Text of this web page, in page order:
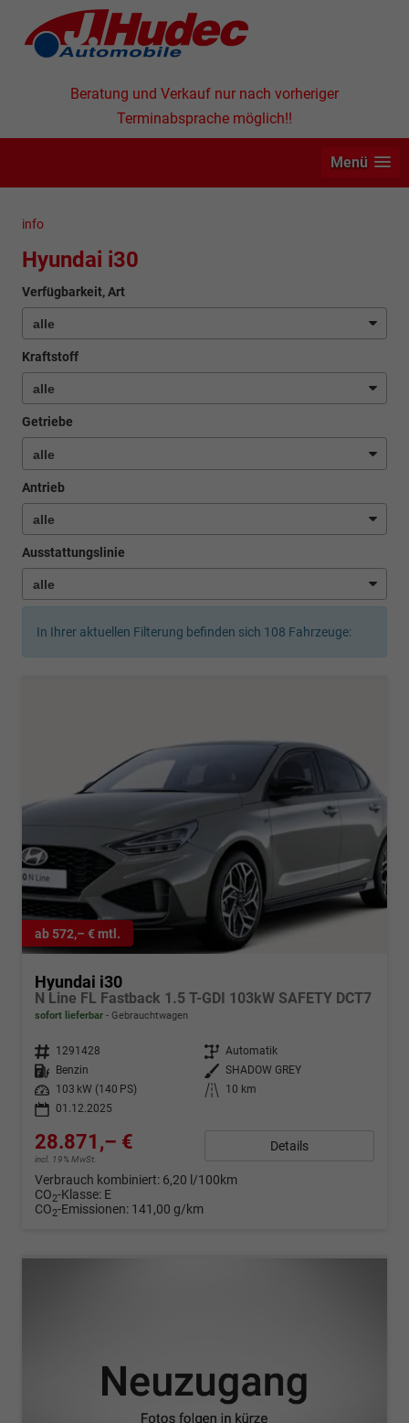
Beratung und Verkauf nur nach vorheriger
Terminabsprache möglich!!
Menü
info
Hyundai i30
Verfügbarkeit, Art
Kraftstoff
Getriebe
Antrieb
Ausstattungslinie
In Ihrer aktuellen Filterung befinden sich 108 Fahrzeuge:
ab 572,– € mtl.
Hyundai i30
N Line FL Fastback 1.5 T-GDI 103kW SAFETY DCT7
sofort lieferbar Gebrauchtwagen
Fahrzeugnr. 1291428 Getriebe Automatik
Kraftstoff
Benzin Außenfarbe SHADOW GREY
Leistung
103 kW (140 PS) Kilometerstand
10 km
01.12.2025
28.871,– €
incl. 19% MwSt.
Details
Verbrauch kombiniert: 6,20 l/100km
CO2-Klasse: E
CO2-Emissionen: 141,00 g/km